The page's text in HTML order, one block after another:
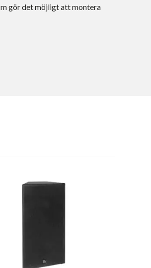
gör det möjligt att montera